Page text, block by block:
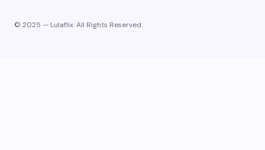
© 2025 — Lulaflix. All Rights Reserved.